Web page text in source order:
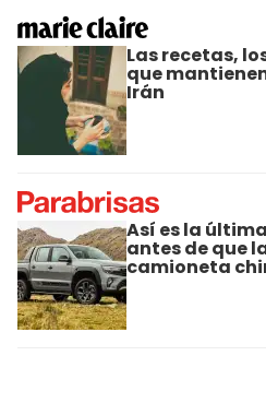
Las recetas,
que
Irán
Así es la
antes de que
camioneta